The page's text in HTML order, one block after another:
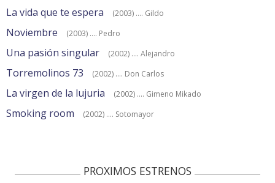
La vida que te espera (2003) .... Gildo
Noviembre (2003) .... Pedro
Una pasión singular (2002) .... Alejandro
Torremolinos 73 (2002) .... Don Carlos
La virgen de la lujuria (2002) .... Gimeno Mikado
Smoking room (2002) .... Sotomayor
PROXIMOS ESTRENOS